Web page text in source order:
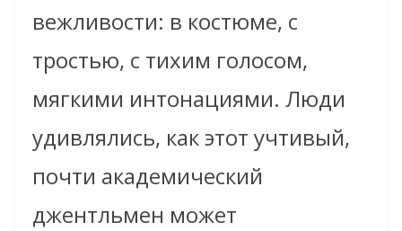
вежливости: в костюме, с
тростью, с тихим голосом,
мягкими интонациями. Люди
удивлялись, как этот учтивый,
почти академический
джентльмен может